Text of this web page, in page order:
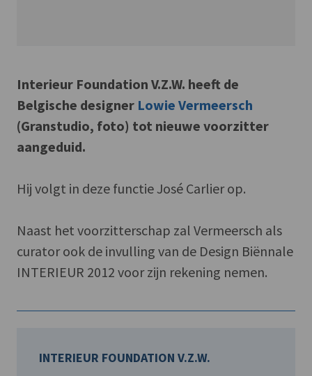
Interieur Foundation V.Z.W. heeft de
Belgische designer Lowie Vermeersch
(Granstudio, foto) tot nieuwe voorzitter
aangeduid.
Hij volgt in deze functie José Carlier op.
Naast het voorzitterschap zal Vermeersch als
curator ook de invulling van de Design Biënnale
INTERIEUR 2012 voor zijn rekening nemen.
INTERIEUR FOUNDATION V.Z.W.